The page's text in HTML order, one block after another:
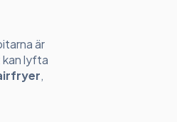
är
kan lyfta
,